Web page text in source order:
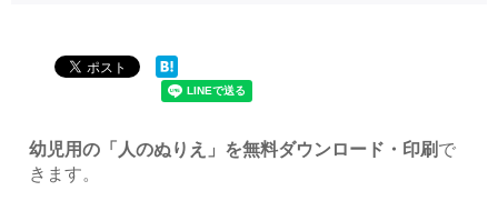
幼児用の「人のぬりえ」を無料ダウンロード・印刷 で
きます。